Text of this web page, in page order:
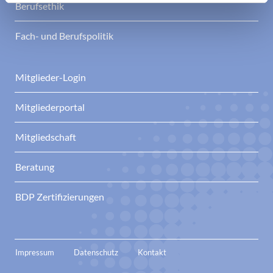
Berufsethik
Fach- und Berufspolitik
Mitglieder-Login
Mitgliederportal
Mitgliedschaft
Beratung
BDP Zertifizierungen
Impressum Datenschutz Kontakt